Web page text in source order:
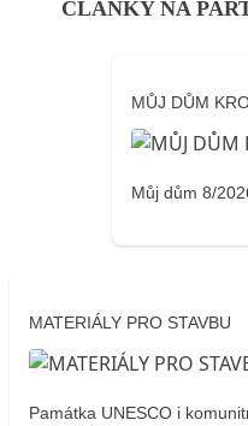
ČLÁNKY NA
MŮJ DŮM
Můj dům 8/
MATERIÁLY PRO STAVBU
Památka UNESCO i